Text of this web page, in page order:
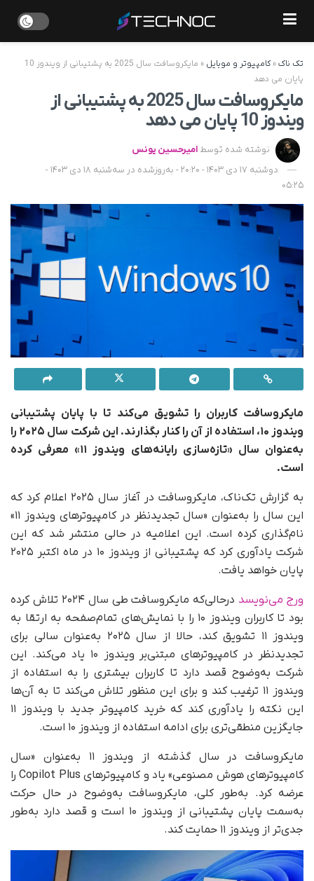
تک ناک»کامپیوتر و موبایل »
مایکروسافت سال 2025 به پشتیبانی از ویندوز 10
پایان می دهد
مایکروسافت سال 2025 به پشتیبانی از
ویندوز 10 پایان می دهد
نوشته شده توسط امیرحسین یونس
دوشنبه 17 دی 1403 - 20:20 - به‌روزشده در سه‌شنبه 18 دی 1403 -
05:25
مایکروسافت کاربران را تشویق می‌کند تا با پایان پشتیبانی
ویندوز ۱۰، استفاده از آن را کنار بگذارند. این شرکت سال ۲۰۲۵ را
به‌عنوان سال «تازه‌سازی رایانه‌های ویندوز ۱۱» معرفی کرده
است.
به گزارش تک‌ناک، مایکروسافت در آغاز سال ۲۰۲۵ اعلام کرد که
این سال را به‌عنوان «سال تجدیدنظر در کامپیوترهای ویندوز ۱۱»
نام‌گذاری کرده است. این اعلامیه در حالی منتشر شد که این
شرکت یادآوری کرد که پشتیبانی از ویندوز ۱۰ در ماه اکتبر ۲۰۲۵
پایان خواهد یافت.
ورج می‌نویسد
در‌حالی‌که مایکروسافت طی سال ۲۰۲۴ تلاش کرده
بود تا کاربران ویندوز ۱۰ را با نمایش‌های تمام‌صفحه به ارتقا به
ویندوز ۱۱ تشویق کند، حالا از سال ۲۰۲۵ به‌عنوان سالی برای
تجدیدنظر در کامپیوترهای مبتنی‌بر ویندوز ۱۰ یاد می‌کند. این
شرکت به‌وضوح قصد دارد تا کاربران بیشتری را به استفاده از
ویندوز ۱۱ ترغیب کند و برای این منظور تلاش می‌کند تا به آن‌ها
این نکته را یادآوری کند که خرید کامپیوتر جدید با ویندوز ۱۱
جایگزین منطقی‌تری برای ادامه استفاده از ویندوز ۱۰ است.
مایکروسافت در سال گذشته از ویندوز ۱۱ به‌عنوان «سال
کامپیوترهای هوش مصنوعی» یاد و کامپیوترهای Copilot Plus را
عرضه کرد. به‌طور کلی، مایکروسافت به‌وضوح در حال حرکت
به‌سمت پایان پشتیبانی از ویندوز ۱۰ است و قصد دارد به‌طور
جدی‌تر از ویندوز ۱۱ حمایت کند.